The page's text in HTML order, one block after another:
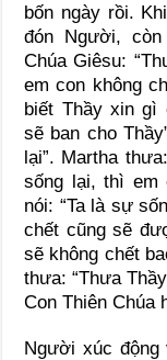
bốn ngày rồi.
đón Người,
Chúa Giêsu:
em con không
biết Thầy xin gì
sẽ ban cho
lại”. Martha
sống lại, thì em
nói: “Ta là sự
chết cũng sẽ
sẽ không chết
thưa: “Thưa
Con Thiên Chúa
Người xúc động